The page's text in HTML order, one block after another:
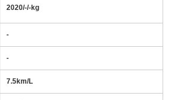
2020/-/-kg
-
-
7.5km/L